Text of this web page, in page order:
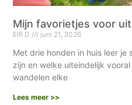
Mijn favorietjes voor
Elfi D juni 21, 2026
Met drie honden in huis leer je
zijn en welke uiteindelijk
wandelen elke
Lees meer >>